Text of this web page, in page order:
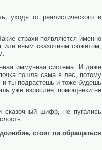
уходя от реалистического в
страхи появляются именно
или иным сказочным сюжетом,
иммунная система. И даже
пошла сама в лес, потому
и ты подрастешь и тоже будешь
уже взрослее, помощники не
сказочный шифр, не пугались
стоит ли обращаться